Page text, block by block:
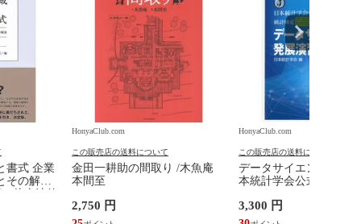
書式 企業
その解説
HonyaClub.com
この販売店の送料について
金田一耕助の間取り /木魚庵
本間至
2,750 円
HonyaClub.com
この販売店の送料について
データサイエンス発展
本統計学会公式認定 統
本統計学会
3,300 円